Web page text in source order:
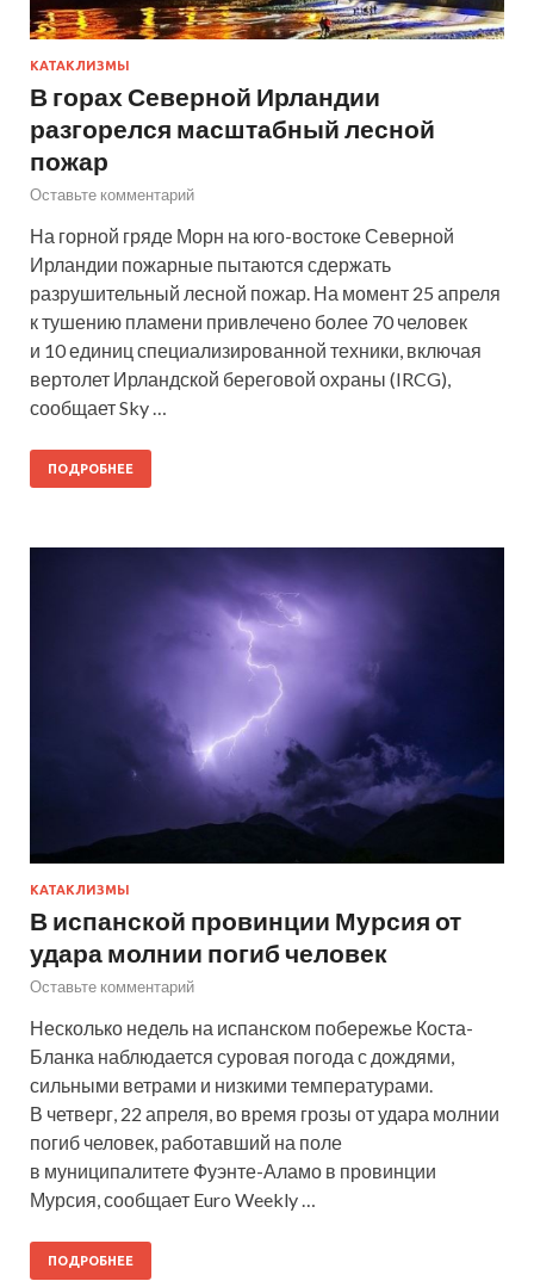
КАТАКЛИЗМЫ
В горах Северной Ирландии
разгорелся масштабный лесной
пожар
Оставьте комментарий
На горной гряде Морн на юго-востоке Северной
Ирландии пожарные пытаются сдержать
разрушительный лесной пожар. На момент 25 апреля
к тушению пламени привлечено более 70 человек
и 10 единиц специализированной техники, включая
вертолет Ирландской береговой охраны (IRCG),
сообщает Sky …
ПОДРОБНЕЕ
КАТАКЛИЗМЫ
В испанской провинции Мурсия от
удара молнии погиб человек
Оставьте комментарий
Несколько недель на испанском побережье Коста-
Бланка наблюдается суровая погода с дождями,
сильными ветрами и низкими температурами.
В четверг, 22 апреля, во время грозы от удара молнии
погиб человек, работавший на поле
в муниципалитете Фуэнте-Аламо в провинции
Мурсия, сообщает Euro Weekly …
ПОДРОБНЕЕ